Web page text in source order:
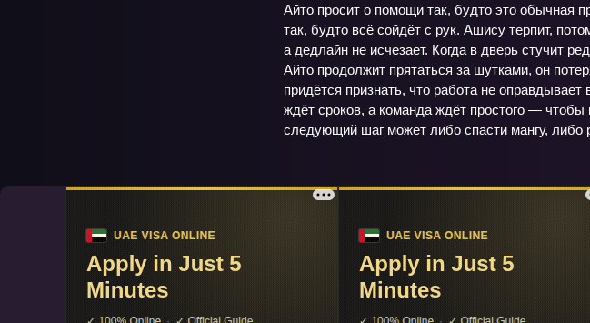
Айто просит о помощи так, будто это обычная
так, будто всё сойдёт с рук. Ашису терпит,
а дедлайн не исчезает. Когда в дверь стучит
Айто продолжит прятаться за шутками, он
придётся признать, что работа не
ждёт сроков, а команда ждёт простого — чтобы
следующий шаг может либо спасти мангу, либо